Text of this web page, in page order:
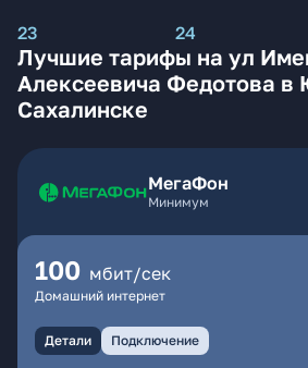
23
24
Лучшие тарифы на ул
Алексеевича Федотова в
Сахалинске
МегаФон
Минимум
100 мбит/сек
Домашний интернет
Детали Подключение